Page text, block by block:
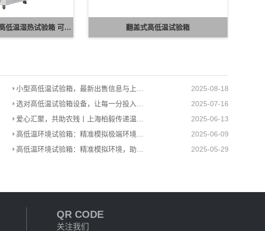
湖南冬达 B-TH 系列高低温湿热试验箱 可定制高低温循环可靠性测试设备 翻盖式高低温试验箱
2025-08-18
2025-07-16
2025-06-13
2025-06-09
2025-05-29
QR CODE
关注我们